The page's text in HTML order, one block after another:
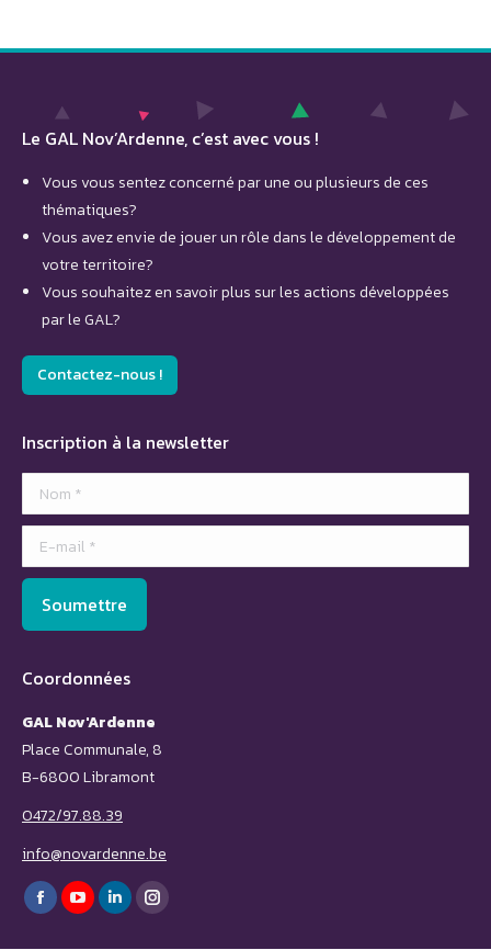
Le GAL Nov’Ardenne, c’est avec vous !
Vous vous sentez concerné par une ou plusieurs de ces
thématiques?
Vous avez envie de jouer un rôle dans le développement de
votre territoire?
Vous souhaitez en savoir plus sur les actions développées
par le GAL?
Contactez-nous !
Inscription à la newsletter
Nom *
E-mail *
Soumettre
Coordonnées
GAL Nov'Ardenne
Place Communale, 8
B-6800 Libramont
0472/97.88.39
info@novardenne.be
Trouvez nous sur :
Facebook
page
YouTube
page
LinkedIn
page
Instagram
page